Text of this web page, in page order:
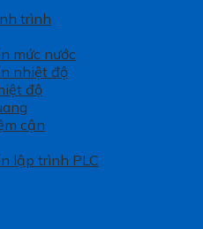
trình
mức nước
nhiệt độ
độ
cận
lập trình PLC